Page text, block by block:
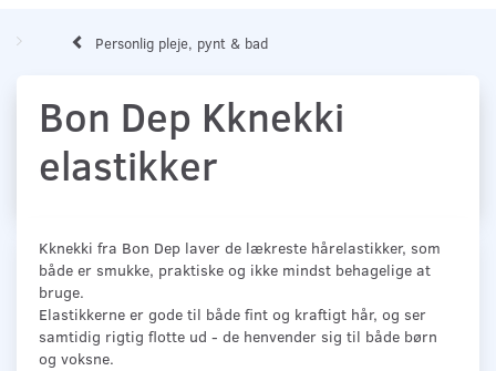
Personlig pleje, pynt & bad
Bon Dep Kknekki
elastikker
Kknekki fra Bon Dep laver de lækreste hårelastikker, som
både er smukke, praktiske og ikke mindst behagelige at
bruge.
Elastikkerne er gode til både fint og kraftigt hår, og ser
samtidig rigtig flotte ud - de henvender sig til både børn
og voksne.